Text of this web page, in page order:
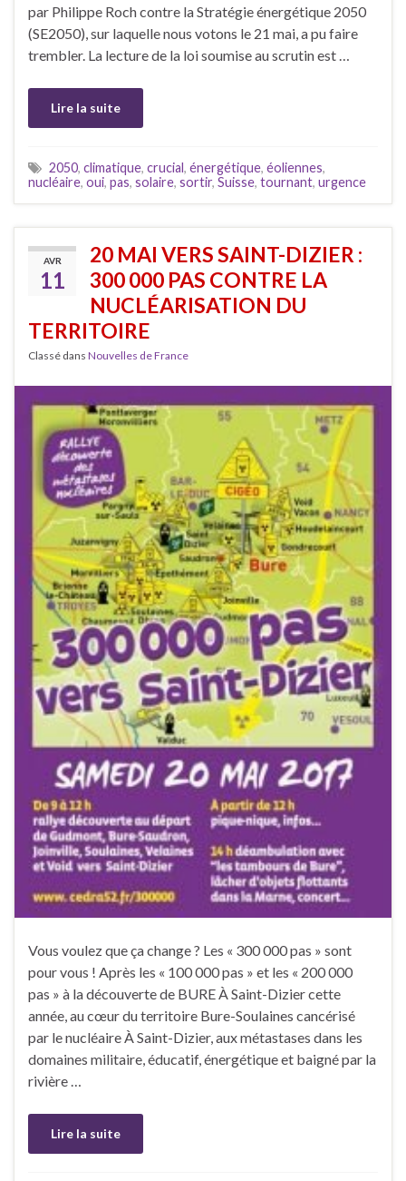
par Philippe Roch contre la Stratégie énergétique 2050
(SE2050), sur laquelle nous votons le 21 mai, a pu faire
trembler. La lecture de la loi soumise au scrutin est …
Lire la suite
2050, climatique, crucial, énergétique, éoliennes,
nucléaire, oui, pas, solaire, sortir, Suisse, tournant, urgence
AVR
11
20 MAI VERS SAINT-DIZIER :
300 000 PAS CONTRE LA
NUCLÉARISATION DU
TERRITOIRE
Classé dans Nouvelles de France
Vous voulez que ça change ? Les « 300 000 pas » sont
pour vous ! Après les « 100 000 pas » et les « 200 000
pas » à la découverte de BURE À Saint-Dizier cette
année, au cœur du territoire Bure-Soulaines cancérisé
par le nucléaire À Saint-Dizier, aux métastases dans les
domaines militaire, éducatif, énergétique et baigné par la
rivière …
Lire la suite